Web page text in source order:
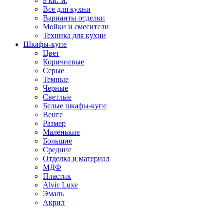
Все для кухни
Варианты отделки
Мойки и смесители
Техника для кухни
Шкафы-купе
Цвет
Коричневые
Серые
Темные
Черные
Светлые
Белые шкафы-купе
Венге
Размер
Маленькие
Большие
Средние
Отделка и материал
МДФ
Пластик
Alvic Luxe
Эмаль
Акрил